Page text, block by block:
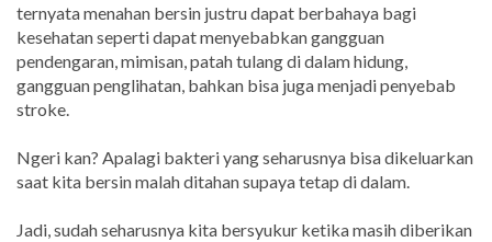
ternyata menahan bersin justru dapat berbahaya bagi
kesehatan seperti dapat menyebabkan gangguan
pendengaran, mimisan, patah tulang di dalam hidung,
gangguan penglihatan, bahkan bisa juga menjadi penyebab
stroke.
Ngeri kan? Apalagi bakteri yang seharusnya bisa dikeluarkan
saat kita bersin malah ditahan supaya tetap di dalam.
Jadi, sudah seharusnya kita bersyukur ketika masih diberikan